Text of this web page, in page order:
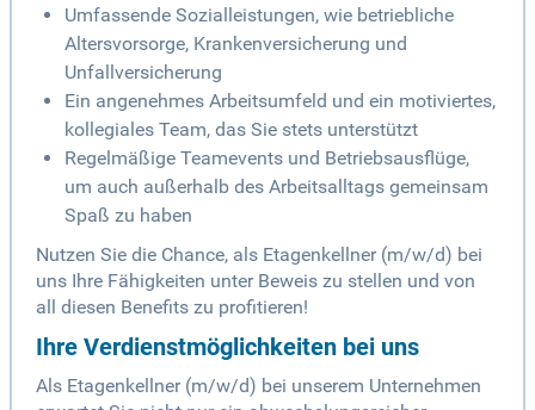
Umfassende Sozialleistungen, wie betriebliche
Altersvorsorge, Krankenversicherung und
Unfallversicherung
Ein angenehmes Arbeitsumfeld und ein motiviertes,
kollegiales Team, das Sie stets unterstützt
Regelmäßige Teamevents und Betriebsausflüge,
um auch außerhalb des Arbeitsalltags gemeinsam
Spaß zu haben
Nutzen Sie die Chance, als Etagenkellner (m/w/d) bei
uns Ihre Fähigkeiten unter Beweis zu stellen und von
all diesen Benefits zu profitieren!
Ihre Verdienstmöglichkeiten bei uns
Als Etagenkellner (m/w/d) bei unserem Unternehmen